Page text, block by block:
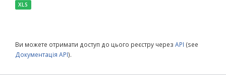
XLS
Ви можете отримати доступ до цього реєстру через API (see
Документація API).